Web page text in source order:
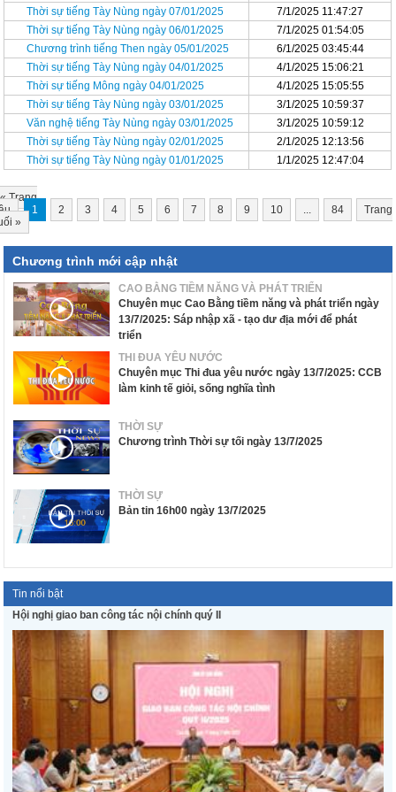
Thời sự tiếng Tày Nùng ngày 07/01/2025
7/1/2025 11:47:27
Thời sự tiếng Tày Nùng ngày 06/01/2025
7/1/2025 01:54:05
Chương trình tiếng Then ngày 05/01/2025
6/1/2025 03:45:44
Thời sự tiếng Tày Nùng ngày 04/01/2025
4/1/2025 15:06:21
Thời sự tiếng Mông ngày 04/01/2025
4/1/2025 15:05:55
Thời sự tiếng Tày Nùng ngày 03/01/2025
3/1/2025 10:59:37
Văn nghệ tiếng Tày Nùng ngày 03/01/2025
3/1/2025 10:59:12
Thời sự tiếng Tày Nùng ngày 02/01/2025
2/1/2025 12:13:56
Thời sự tiếng Tày Nùng ngày 01/01/2025
1/1/2025 12:47:04
«Trang
1 2 3 4 5 6 7 8 9 10 ... 84
Trang
»
Chương trình mới cập nhật
CAO BẰNG TIỀM NĂNG VÀ PHÁT TRIỂN
Chuyên mục Cao Bằng tiềm năng và phát triển ngày
13/7/2025: Sáp nhập xã - tạo dư địa mới để phát
triển
THI ĐUA YÊU NƯỚC
Chuyên mục Thi đua yêu nước ngày 13/7/2025: CCB
làm kinh tế giỏi, sống nghĩa tình
THỜI SỰ
Chương trình Thời sự tối ngày 13/7/2025
THỜI SỰ
Bản tin 16h00 ngày 13/7/2025
Tin nổi bật
Hội nghị giao ban công tác nội chính quý II